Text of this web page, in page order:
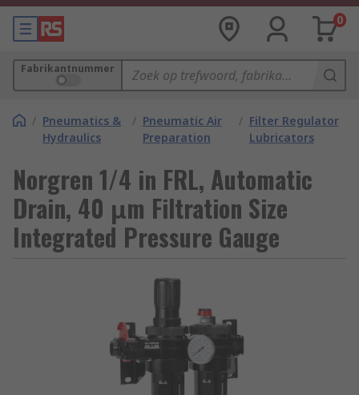
0
Fabrikantnummer
/ Pneumatics &
Hydraulics
/ Pneumatic Air
Preparation
/ Filter Regulator
Lubricators
Norgren 1/4 in FRL, Automatic
Drain, 40 μm Filtration Size
Integrated Pressure Gauge